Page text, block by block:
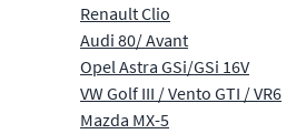
Renault Clio
Audi 80/ Avant
Opel Astra GSi/GSi 16V
VW Golf III / Vento GTI / VR6
Mazda MX-5